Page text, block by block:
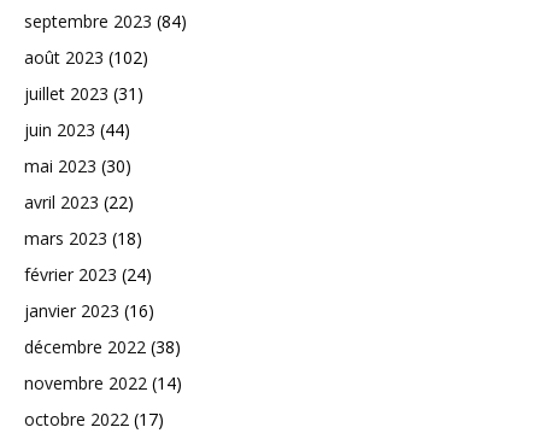
septembre 2023 (84)
août 2023 (102)
juillet 2023 (31)
juin 2023 (44)
mai 2023 (30)
avril 2023 (22)
mars 2023 (18)
février 2023 (24)
janvier 2023 (16)
décembre 2022 (38)
novembre 2022 (14)
octobre 2022 (17)